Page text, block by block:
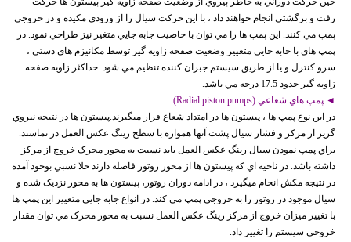
رفت و برگشتي انجام خواهند داد ، با اين حرکت سيال را از ورودي مکيده و در خروجي
پمپ مي کنند. اين پمپ ها را مي توان با خاصيت جابه جايي متغير نيز طراحي نمود. در
پمپ هاي با جابه جايي متغيير وضعيت صفحه زاويه گير توسط مکانيزم هاي دستي ،
سرو کنترل و يا از طريق سيستم جبران کننده تنظيم مي شود. حداکثر زاويه صفحه
زاويه گير حدود 17.5 درجه مي باشد.
◄ پمپ هاي شعاعي (Radial piston pumps) :
در اين نوع پمپ ها ، پيستون ها در امتداد شعاع قرار ميگيرند.پيستون ها در نتيجه نيروي
گريز از مرکز و فشار سيال پشت آنها همواره با سطح رينگ عکس العمل در تماسند.
براي پمپ نمودن سيال رينگ عکس العمل بايد نسبت به محور محرک خروج از مرکز
داشته باشد. در ناحيه اي که پيستون ها از محور روتور فاصله دارند خلا نسبي بوجود آمده
در نتيجه مکش انجام ميگيرد ، در ادامه دوران روتور، پيستون ها به محور نزديک شده و
سيال موجود در روتور را به خروجي پمپ مي کند. در انواع جابه جايي متغيير اين پمپ ها
با تغيير ميزان خروج از مرکز رينگ عکس العمل نسبت به محور محرک مي توان مقدار
خروجي سيستم را تغيير داد.